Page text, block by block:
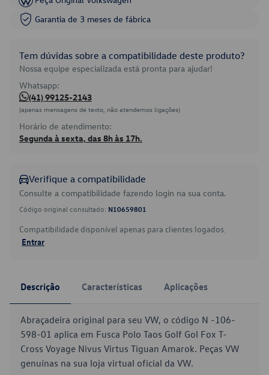
Garantia de 3 meses de fábrica
Tem dúvidas sobre a compatibilidade deste produto?
Nossa equipe especializada está pronta para ajudar!
Whatsapp:
(41) 99125-2143
(apenas mensagens de texto, não atendemos ligações)
Horário de atendimento:
Segunda à sexta, das 8h às 17h.
Verifique a compatibilidade
Consulte a compatibilidade fazendo login na sua conta.
Código original consultado: N10659801
Compatibilidade disponível apenas para clientes logados.
Entrar
Descrição Características Aplicações
Abraçadeira original para seu VW, o código N -106-
598-01 aplica em Fusca Polo Taos Golf Gol Fox T-
Cross Voyage Nivus Virtus Tiguan Amarok. Peças VW
genuínas na sua loja virtual oficial da VW.